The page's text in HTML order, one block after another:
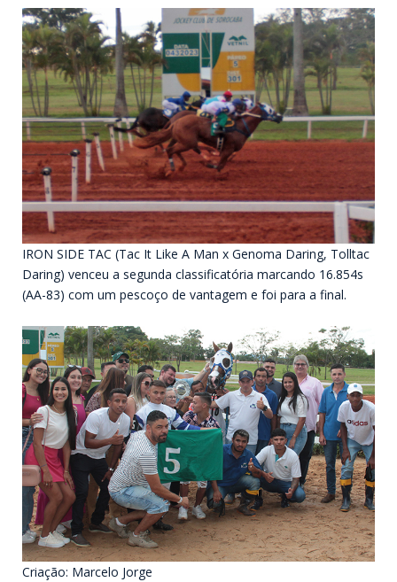
IRON SIDE TAC (Tac It Like A Man x Genoma Daring, Tolltac
Daring) venceu a segunda classificatória marcando 16.854s
(AA-83) com um pescoço de vantagem e foi para a final.
Criação: Marcelo Jorge